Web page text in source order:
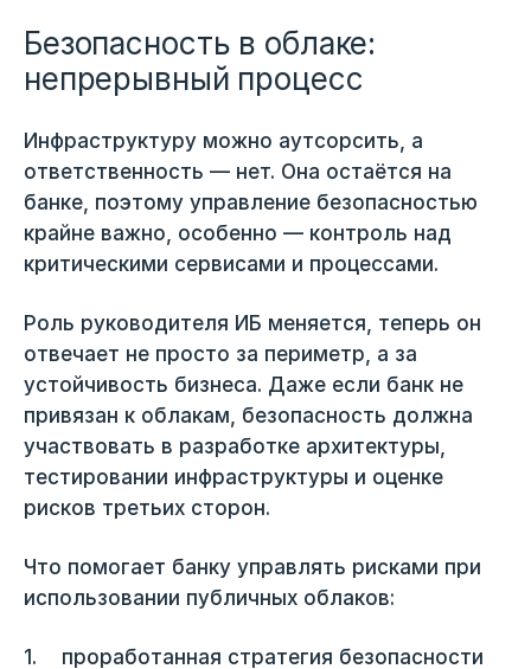
Безопасность в облаке:
непрерывный процесс
Инфраструктуру можно аутсорсить, а
ответственность — нет. Она остаётся на
банке, поэтому управление безопасностью
крайне важно, особенно — контроль над
критическими сервисами и процессами.
Роль руководителя ИБ меняется, теперь он
отвечает не просто за периметр, а за
устойчивость бизнеса. Даже если банк не
привязан к облакам, безопасность должна
участвовать в разработке архитектуры,
тестировании инфраструктуры и оценке
рисков третьих сторон.
Что помогает банку управлять рисками при
использовании публичных облаков:
проработанная стратегия безопасности